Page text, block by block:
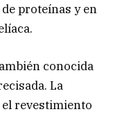
proteínas y en
conocida
La
el revestimiento